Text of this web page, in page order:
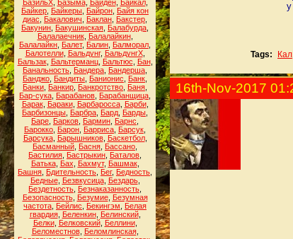
БазильХ, Базыма, Байден, Байкал,
Байкер Байкеры Байрон Байя кон
диас
Бакалович Баклан Бакстер
Бакунин Бакушинская Балабурда
Балалаечник, Балалайкин,
Балалайкн Балет, Балин Балморал
Балотелли, Бальдунг, БальдунгХ,
Бальзак, Бальтерманц, Бальтюс Бан,
Банальность Бандера Бандерша
Банджо Бандиты Банионис Банк
Банки Банкир Банкротство Баня
Бар-сука Барабанов Барабанщица
Барак, Бараки, Барбаросса, Барби,
Барбизонцы Барбра Бард Барды
Баре Барков Бармин Барнс
Барокко Барон Барриса Барсук
Барсука, Барышников, Баскетбол,
Басманный Басня Бассано
Бастилия Бастрыкин Баталов
Батька, Бах Бахмут, Башмак,
Башня Бдительность Бег, Бедность
Бедные, Безвкусица, Бездарь,
Бездетность Безнаказанность
Безопасность, Безумие, Безумная
частота Бейлис Бекингэм
Белая
гвардия, Беленкин, Белинский,
Белки, Белковский, Беллини,
Беломестнов, Беломлинская,
Tags:
Кал
16th-Nov-2017